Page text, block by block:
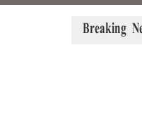
Breaking
கோவை,